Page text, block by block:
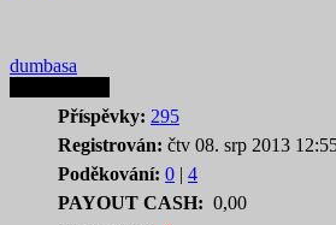
dumbasa
Příspěvky: 295
Registrován: čtv 08. srp 2013
Poděkování: 0 | 4
PAYOUT CASH: 0,00